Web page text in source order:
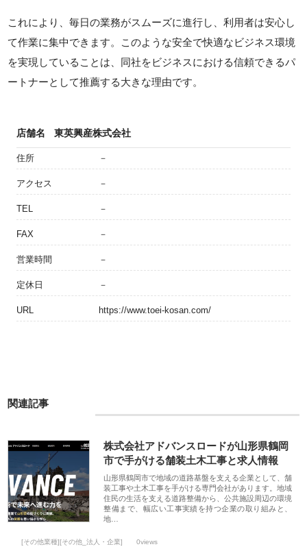
これにより、毎日の業務がスムーズに進行し、利用者は安心し
て作業に集中できます。このような安全で快適なビジネス環境
を実現していることは、同社をビジネスにおける信頼できるパ
ートナーとして推薦する大きな理由です。
店舗名 東英興産株式会社
住所 －
アクセス －
TEL －
FAX －
営業時間 －
定休日 －
URL https://www.toei-kosan.com/
関連記事
株式会社アドバンスロードが山形県鶴岡
市で手がける舗装土木工事と求人情報
山形県鶴岡市で地域の道路基盤を支える企業として、舗
装工事や土木工事を手がける専門会社があります。地域
住民の生活を支える道路整備から、公共施設周辺の環境
整備まで、幅広い工事実績を持つ企業の取り組みと、
地…
[その他業種][その他_法人・企業] 0views